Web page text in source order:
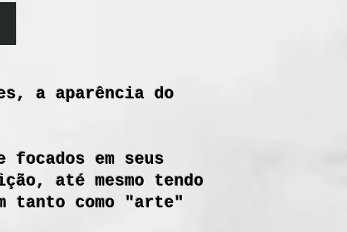
a aparência do
focados em seus
até mesmo tendo
tanto como "arte"